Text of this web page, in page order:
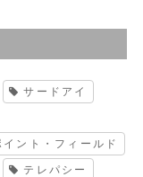
サードアイ
ント・フィールド
テレパシー